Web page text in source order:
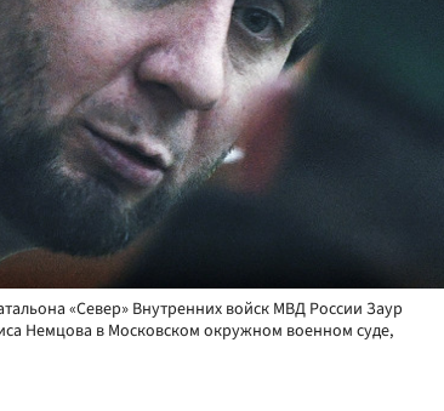
«Север» Внутренних войск МВД России Заур
Немцова в Московском окружном военном суде,